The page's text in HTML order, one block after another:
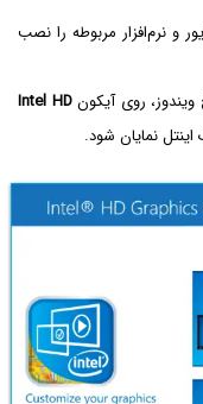
و نرم‌افزار مربوطه را نصب
روی آیکونIntel HD
نمایان شود.